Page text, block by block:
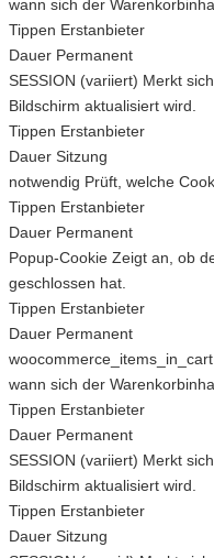
wann sich der
Tippen Erstanbieter
Dauer Permanent
SESSION (variiert) Merkt
Bildschirm aktualisiert wird.
Tippen Erstanbieter
Dauer Sitzung
notwendig Prüft, welche
Tippen Erstanbieter
Dauer Permanent
Popup-Cookie Zeigt an, ob
geschlossen hat.
Tippen Erstanbieter
Dauer Permanent
woocommerce_items_in_cart
wann sich der
Tippen Erstanbieter
Dauer Permanent
SESSION (variiert) Merkt
Bildschirm aktualisiert wird.
Tippen Erstanbieter
Dauer Sitzung